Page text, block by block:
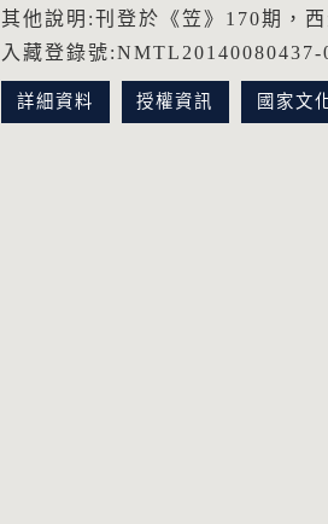
其他說明:刊登於《笠》170期，西
入藏登錄號:NMTL20140080437-
詳細資料 授權資訊 國家文